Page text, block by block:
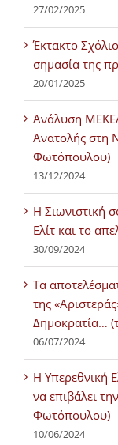
27/02/2025
Έκτακτο
σημασία της
20/01/2025
Ανάλυση
Ανατολής στη
Φωτόπουλου)
13/12/2024
Η Σιωνιστική
Ελίτ και το
30/09/2024
Τα
της
Δημοκρατία…
06/07/2024
H Υπερεθνική
να επιβάλει
Φωτόπουλου)
10/06/2024